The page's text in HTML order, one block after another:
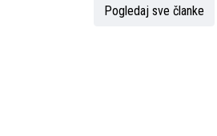
Pogledaj sve članke